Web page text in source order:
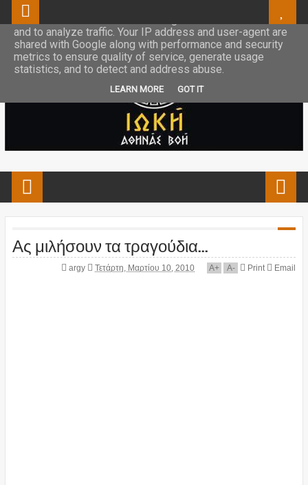
Ας μιλήσουν τα τραγούδια...
argy Τετάρτη, Μαρτίου 10, 2010 A+ A- Print Email
This site uses cookies from Google to deliver its services
and to analyze traffic. Your IP address and user-agent are
shared with Google along with performance and security
metrics to ensure quality of service, generate usage
statistics, and to detect and address abuse.
LEARN MORE GOT IT